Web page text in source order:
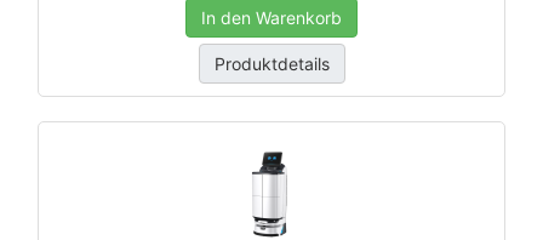
In den Warenkorb
Produktdetails